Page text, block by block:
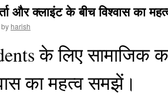
और क्लाइंट के बीच विश्वास का
by harish
के लिए सामाजिक
का महत्व समझें।